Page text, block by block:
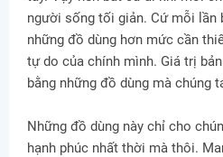
người sống tối giản. Cứ mỗi lần
những đồ dùng hơn mức cần
tự do của chính mình. Giá trị
bằng những đồ dùng mà chúng
Những đồ dùng này chỉ cho
hạnh phúc nhất thời mà thôi.